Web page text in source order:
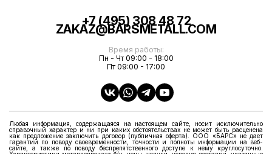
+7 (495) 308 48 72
ZAKAZ@BARSMETALL.COM
Время работы:
Пн - Чт 09:00 - 18:00
Пт 09:00 - 17:00
Любая информация, содержащаяся на настоящем сайте, носит исключительно
справочный характер и ни при каких обстоятельствах не может быть расценена
как предложение заключить договор (публичная оферта). ООО «БАРС» не дает
гарантий по поводу своевременности, точности и полноты информации на веб-
сайте, а также по поводу беспрепятственного доступе к нему круглосуточно.